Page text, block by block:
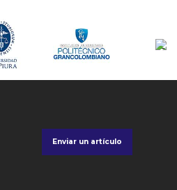
Enviar un artículo